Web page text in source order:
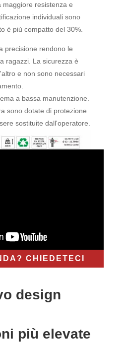
resistenza e
individuali sono
è più compatto del 30%.
precisione rendono le
ragazzi. La sicurezza è
e non sono necessari
a bassa manutenzione.
sono dotate di protezione
sostituite dall'operatore.
CHIEDETECI
design
più elevate